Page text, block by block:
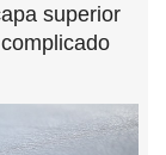
superior